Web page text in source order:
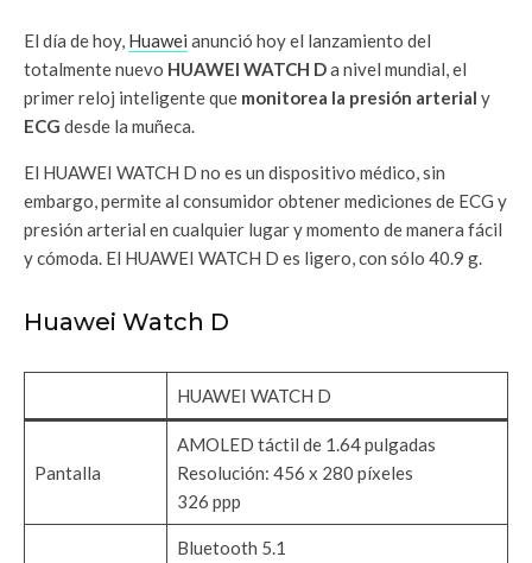
El día de hoy, Huawei anunció hoy el lanzamiento del
totalmente nuevo HUAWEI WATCH Da nivel mundial, el
primer reloj inteligente que monitorea la presión arterial y
ECG desde la muñeca.
El HUAWEI WATCH D no es un dispositivo médico, sin
embargo, permite al consumidor obtener mediciones de ECG y
presión arterial en cualquier lugar y momento de manera fácil
y cómoda. El HUAWEI WATCH D es ligero, con sólo 40.9 g.
Huawei Watch D
HUAWEI WATCH D
Pantalla
AMOLED táctil de 1.64 pulgadas
Resolución: 456 x 280 píxeles
326 ppp
Bluetooth 5.1